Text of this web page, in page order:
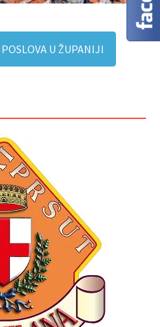
U ŽUPANIJI